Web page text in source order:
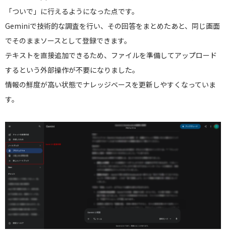
「ついで」に行えるようになった点です。
Geminiで技術的な調査を行い、その回答をまとめたあと、同じ画面
でそのままソースとして登録できます。
テキストを直接追加できるため、ファイルを準備してアップロード
するという外部操作が不要になりました。
情報の鮮度が高い状態でナレッジベースを更新しやすくなっていま
す。